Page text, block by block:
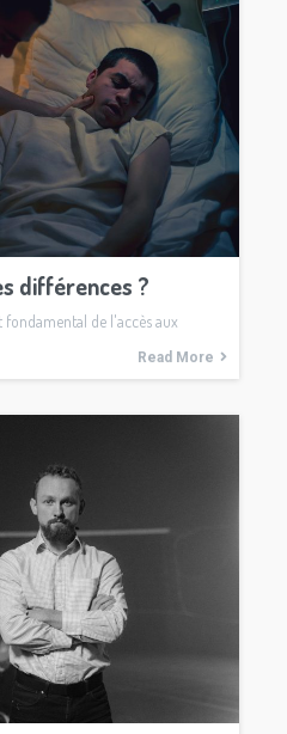
différences ?
fondamental de l'accès aux
Read More